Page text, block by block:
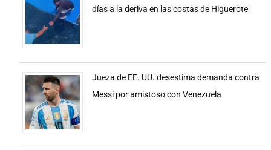
días a la deriva en las costas de Higuerote
Jueza de EE. UU. desestima demanda contra
Messi por amistoso con Venezuela